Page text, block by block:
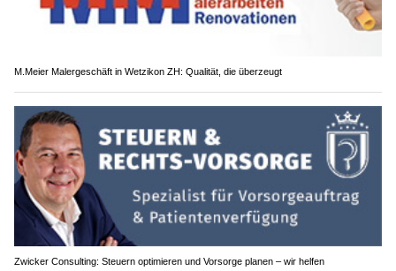
M.Meier Malergeschäft in Wetzikon ZH: Qualität, die überzeugt
Zwicker Consulting: Steuern optimieren und Vorsorge planen – wir helfen